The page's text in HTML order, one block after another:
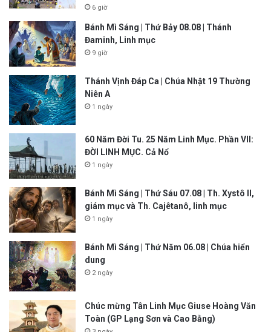
6 giờ
Bánh Mì Sáng | Thứ Bảy 08.08 | Thánh
Đaminh, Linh mục
9 giờ
Thánh Vịnh Đáp Ca | Chúa Nhật 19 Thường
Niên A
1 ngày
60 Năm Đời Tu. 25 Năm Linh Mục. Phần VII:
ĐỜI LINH MỤC. Cả Nổ
1 ngày
Bánh Mì Sáng | Thứ Sáu 07.08 | Th. Xystô II,
giám mục và Th. Cajêtanô, linh mục
1 ngày
Bánh Mì Sáng | Thứ Năm 06.08 | Chúa hiển
dung
2 ngày
Chúc mừng Tân Linh Mục Giuse Hoàng Văn
Toàn (GP Lạng Sơn và Cao Bằng)